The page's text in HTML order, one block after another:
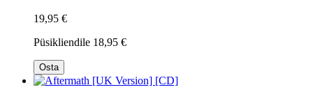
19,95 €
Püsikliendile 18,95 €
Osta